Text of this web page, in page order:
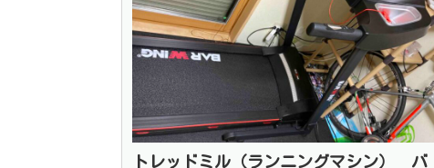
トレッドミル（ランニングマシン） バ